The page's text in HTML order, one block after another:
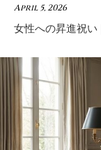
April 5, 2026
女性への昇進祝